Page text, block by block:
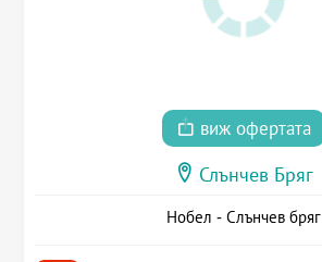
виж офертата
Слънчев Бряг
Нобел - Слънчев бряг